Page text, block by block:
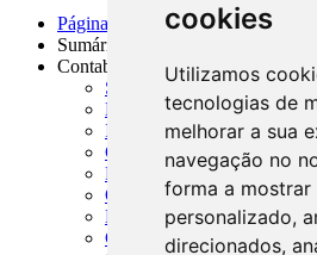
cookies
Utilizamos
tecnologias de
melhorar a sua
navegação no
forma a mostrar
personalizado,
direcionados,
Página Inicial
Sumário das referências técnicas
Contabilidade
Sumário da Contabilidade
NBC - Normas Brasileiras
IAS - Normas
COSIF - Plano Contábil
PADRON - Plano de
Outros Planos de Contas
Especializações da
Contabilidade